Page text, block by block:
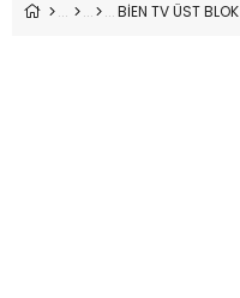
BİEN TV ÜST BLOK